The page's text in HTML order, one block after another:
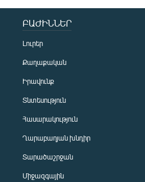
ԲԱԺԻՆՆԵՐ
Լուրեր
Քաղաքական
Իրավունք
Տնտեսություն
Հասարակություն
Ղարաբաղյան խնդիր
Տարածաշրջան
Միջազգային